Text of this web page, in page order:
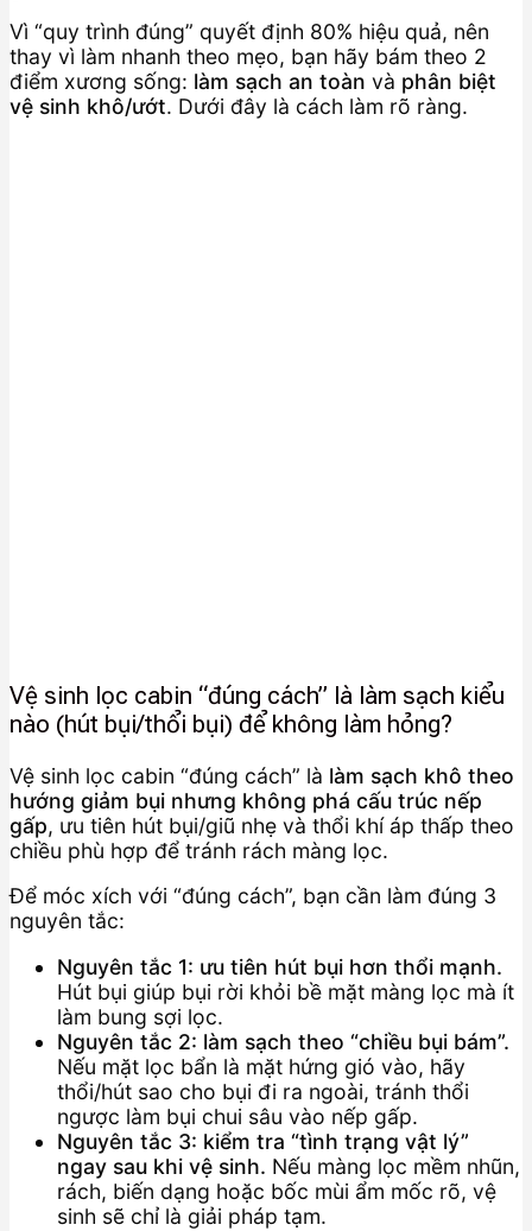
Vì “quy trình đúng” quyết định 80% hiệu quả, nên
thay vì làm nhanh theo mẹo, bạn hãy bám theo 2
điểm xương sống: làm sạch an toàn và phân biệt
vệ sinh khô/ướt. Dưới đây là cách làm rõ ràng.
Vệ sinh lọc cabin “đúng cách” là làm sạch kiểu
nào (hút bụi/thổi bụi) để không làm hỏng?
Vệ sinh lọc cabin “đúng cách” là làm sạch khô theo
hướng giảm bụi nhưng không phá cấu trúc nếp
gấp, ưu tiên hút bụi/giũ nhẹ và thổi khí áp thấp theo
chiều phù hợp để tránh rách màng lọc.
Để móc xích với “đúng cách”, bạn cần làm đúng 3
nguyên tắc:
Nguyên tắc 1: ưu tiên hút bụi hơn thổi mạnh.
Hút bụi giúp bụi rời khỏi bề mặt màng lọc mà ít
làm bung sợi lọc.
Nguyên tắc 2: làm sạch theo “chiều bụi bám”.
Nếu mặt lọc bẩn là mặt hứng gió vào, hãy
thổi/hút sao cho bụi đi ra ngoài, tránh thổi
ngược làm bụi chui sâu vào nếp gấp.
Nguyên tắc 3: kiểm tra “tình trạng vật lý”
ngay sau khi vệ sinh. Nếu màng lọc mềm nhũn,
rách, biến dạng hoặc bốc mùi ẩm mốc rõ, vệ
sinh sẽ chỉ là giải pháp tạm.